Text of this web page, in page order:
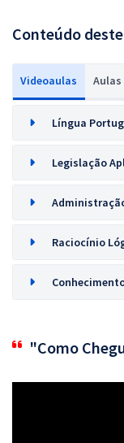
Conteúdo
Videoaulas Aulas
Língua
Legislação
Raciocínio
"Como